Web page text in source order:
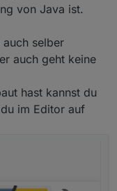
von Java ist.
selber
auch geht keine
hast kannst du
im Editor auf